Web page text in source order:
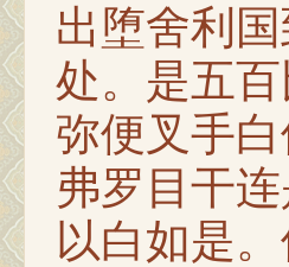
出堕舍利
处。是五
弥便叉手
弗罗目干
以白如是